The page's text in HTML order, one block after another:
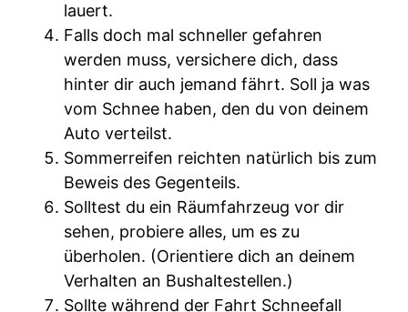
lauert.
Falls doch mal schneller gefahren
werden muss, versichere dich, dass
hinter dir auch jemand fährt. Soll ja was
vom Schnee haben, den du von deinem
Auto verteilst.
Sommerreifen reichten natürlich bis zum
Beweis des Gegenteils.
Solltest du ein Räumfahrzeug vor dir
sehen, probiere alles, um es zu
überholen. (Orientiere dich an deinem
Verhalten an Bushaltestellen.)
Sollte während der Fahrt Schneefall